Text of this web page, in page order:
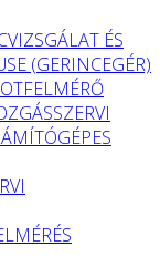
ÉS
(GERINCEGÉR)